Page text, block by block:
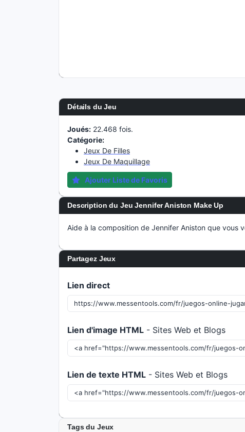
Détails du Jeu
Joués: 22.468 fois.
Catégorie:
Jeux De Filles
Jeux De Maquillage
Ajouter Liste de Favoris
Description du Jeu Jennifer Aniston Make Up
Aide à la composition de Jennifer Aniston que vous
Partagez Jeux
Lien direct
Lien d'image HTML - Sites Web et Blogs
Lien de texte HTML - Sites Web et Blogs
Tags du Jeux